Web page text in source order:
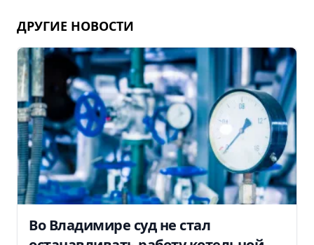
ДРУГИЕ НОВОСТИ
Во Владимире суд не стал